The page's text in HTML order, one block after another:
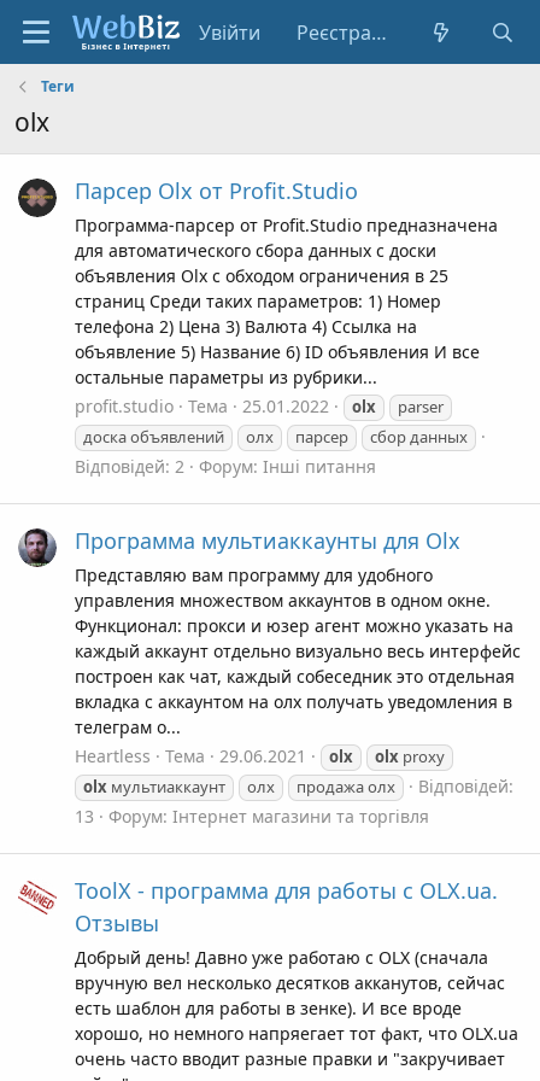
Увійти Реєстрація
Теги
olx
Парсер Olx от Profit.Studio
Программа-парсер от Profit.Studio предназначена
для автоматического сбора данных с доски
объявления Olx с обходом ограничения в 25
страниц Среди таких параметров: 1) Номер
телефона 2) Цена 3) Валюта 4) Ссылка на
объявление 5) Название 6) ID объявления И все
остальные параметры из рубрики...
profit.studio
Тема 25.01.2022 olx
parser
доска объявлений
олх парсер сбор данных
Відповідей: 2 Форум: Інші питання
Программа мультиаккаунты для Olx
Представляю вам программу для удобного
управления множеством аккаунтов в одном окне.
Функционал: прокси и юзер агент можно указать на
каждый аккаунт отдельно визуально весь интерфейс
построен как чат, каждый собеседник это отдельная
вкладка с аккаунтом на олх получать уведомления в
телеграм о...
Heartless
Тема 29.06.2021 olx olx proxy
olx мультиаккаунт олх продажа олх
Відповідей:
13
Форум: Інтернет магазини та торгівля
ToolX - программа для работы с OLX.ua.
Отзывы
Добрый день! Давно уже работаю с OLX (сначала
вручную вел несколько десятков акканутов, сейчас
есть шаблон для работы в зенке). И все вроде
хорошо, но немного напряегает тот факт, что OLX.ua
очень часто вводит разные правки и "закручивает